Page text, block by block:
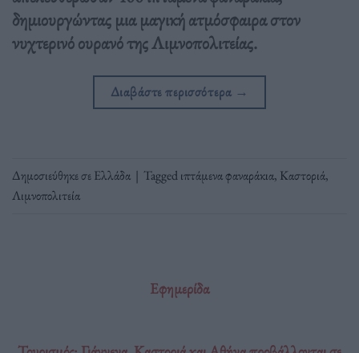
δημιουργώντας μια μαγική ατμόσφαιρα στον
νυχτερινό ουρανό της Λιμνοπολιτείας.
Διαβάστε περισσότερα →
Δημοσιεύθηκε σεΕλλάδα | Taggedιπτάμενα φαναράκια, Καστοριά,
Λιμνοπολιτεία
Εφημερίδα